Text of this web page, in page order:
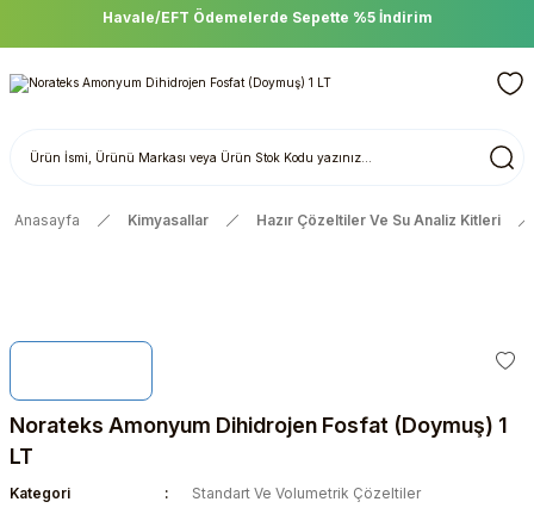
Havale/EFT Ödemelerde Sepette %5 İndirim
Anasayfa Kimyasallar Hazır Çözeltiler Ve Su Analiz Kitleri
Norateks Amonyum Dihidrojen Fosfat (Doymuş) 1
LT
Kategori
Standart Ve Volumetrik Çözeltiler